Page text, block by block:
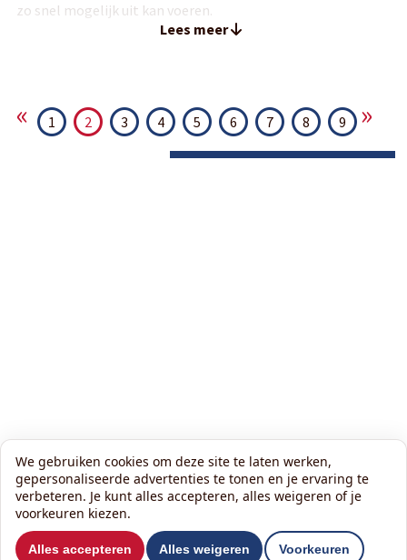
zo snel mogelijk uit kan voeren.
Lees meer
« 1 2 3 4 5 6 7 8 9 »
Wil je ons volgen?
We gebruiken cookies om deze site te laten werken,
gepersonaliseerde advertenties te tonen en je ervaring te
verbeteren. Je kunt alles accepteren, alles weigeren of je
voorkeuren kiezen.
Alles accepteren Alles weigeren Voorkeuren